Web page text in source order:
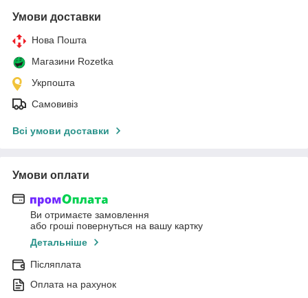
Умови доставки
Нова Пошта
Магазини Rozetka
Укрпошта
Самовивіз
Всі умови доставки
Умови оплати
Ви отримаєте замовлення
або гроші повернуться на вашу картку
Детальніше
Післяплата
Оплата на рахунок